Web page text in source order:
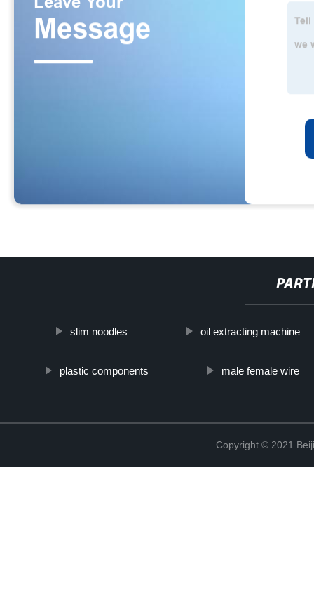
slim noodles oil extracting machine
plastic components male female wire
Copyright © 2021